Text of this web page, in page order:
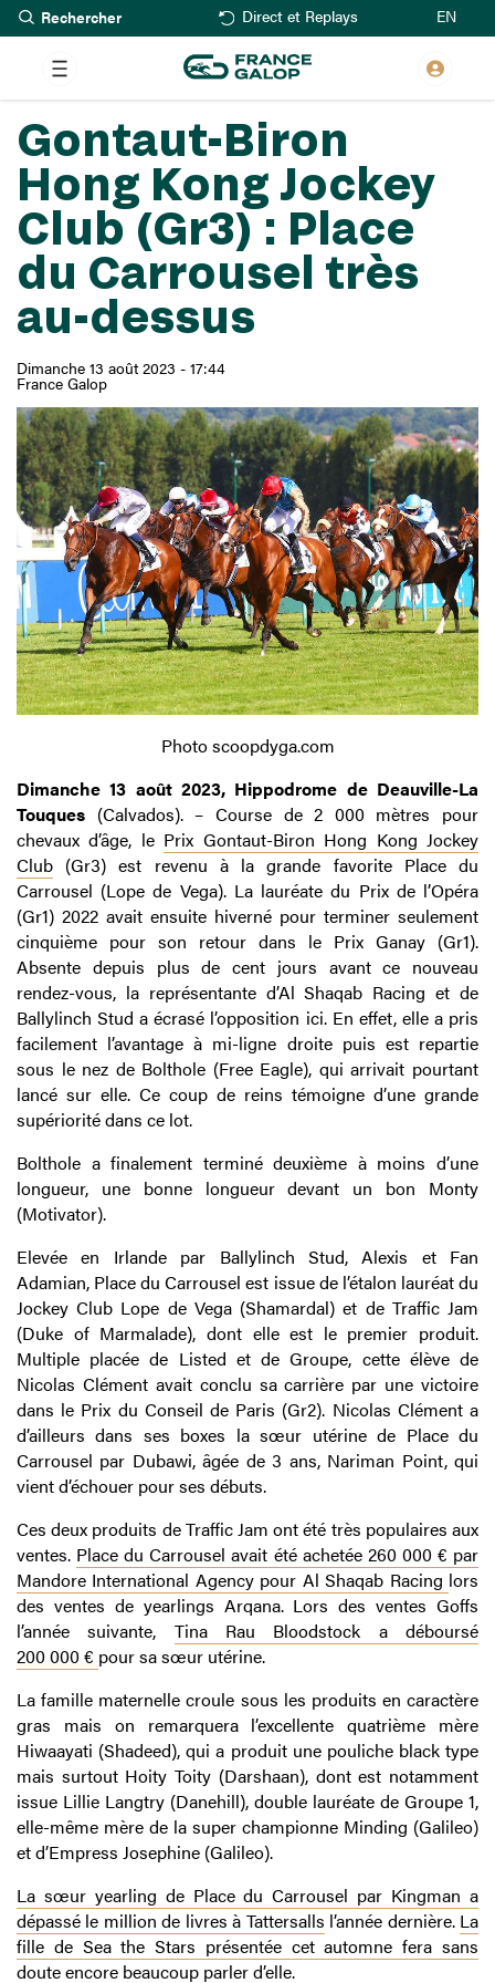
Aller
au
contenu
principal
Rechercher Direct et Replays EN
Gontaut-Biron
Hong Kong Jockey
Club (Gr3) : Place
du Carrousel très
au-dessus
Dimanche 13 août 2023 - 17:44
France Galop
Photo scoopdyga.com
Dimanche 13 août 2023, Hippodrome de Deauville-La
Touques (Calvados). – Course de 2 000 mètres pour
chevaux d’âge, le Prix Gontaut-Biron Hong Kong Jockey
Club (Gr3) est revenu à la grande favorite Place du
Carrousel (Lope de Vega). La lauréate du Prix de l’Opéra
(Gr1) 2022 avait ensuite hiverné pour terminer seulement
cinquième pour son retour dans le Prix Ganay (Gr1).
Absente depuis plus de cent jours avant ce nouveau
rendez-vous, la représentante d’Al Shaqab Racing et de
Ballylinch Stud a écrasé l’opposition ici. En effet, elle a pris
facilement l’avantage à mi-ligne droite puis est repartie
sous le nez de Bolthole (Free Eagle), qui arrivait pourtant
lancé sur elle. Ce coup de reins témoigne d’une grande
supériorité dans ce lot.
Bolthole a finalement terminé deuxième à moins d’une
longueur, une bonne longueur devant un bon Monty
(Motivator).
Elevée en Irlande par Ballylinch Stud, Alexis et Fan
Adamian, Place du Carrousel est issue de l’étalon lauréat du
Jockey Club Lope de Vega (Shamardal) et de Traffic Jam
(Duke of Marmalade), dont elle est le premier produit.
Multiple placée de Listed et de Groupe, cette élève de
Nicolas Clément avait conclu sa carrière par une victoire
dans le Prix du Conseil de Paris (Gr2). Nicolas Clément a
d’ailleurs dans ses boxes la sœur utérine de Place du
Carrousel par Dubawi, âgée de 3 ans, Nariman Point, qui
vient d’échouer pour ses débuts.
Ces deux produits de Traffic Jam ont été très populaires aux
ventes. Place du Carrousel avait été achetée 260 000 € par
Mandore International Agency pour Al Shaqab Racing lors
des ventes de yearlings Arqana. Lors des ventes Goffs
l’année suivante, Tina Rau Bloodstock a déboursé
200 000 € pour sa sœur utérine.
La famille maternelle croule sous les produits en caractère
gras mais on remarquera l’excellente quatrième mère
Hiwaayati (Shadeed), qui a produit une pouliche black type
mais surtout Hoity Toity (Darshaan), dont est notamment
issue Lillie Langtry (Danehill), double lauréate de Groupe 1,
elle-même mère de la super championne Minding (Galileo)
et d’Empress Josephine (Galileo).
La sœur yearling de Place du Carrousel par Kingman a
dépassé le million de livres à Tattersalls l’année dernière. La
fille de Sea the Stars présentée cet automne fera sans
doute encore beaucoup parler d’elle.